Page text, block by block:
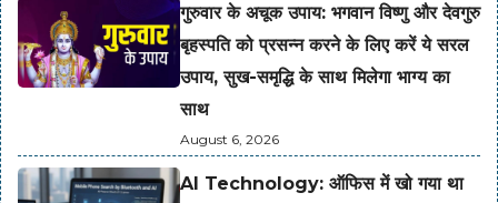
गुरुवार के अचूक उपाय: भगवान विष्णु और देवगुरु
बृहस्पति को प्रसन्न करने के लिए करें ये सरल
उपाय, सुख-समृद्धि के साथ मिलेगा भाग्य का
साथ
August 6, 2026
AI Technology: ऑफिस में खो गया था